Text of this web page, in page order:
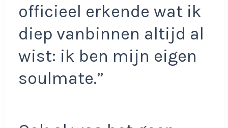
officieel erkende wat ik
diep vanbinnen altijd al
wist: ik ben mijn eigen
soulmate.”